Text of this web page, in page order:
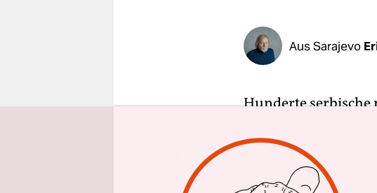
Aus Sarajevo
Hunderte serbische
Tschetniks, haben
bosnischen Stadt an
Weltkrieg, Draza
in Sarajevo zum